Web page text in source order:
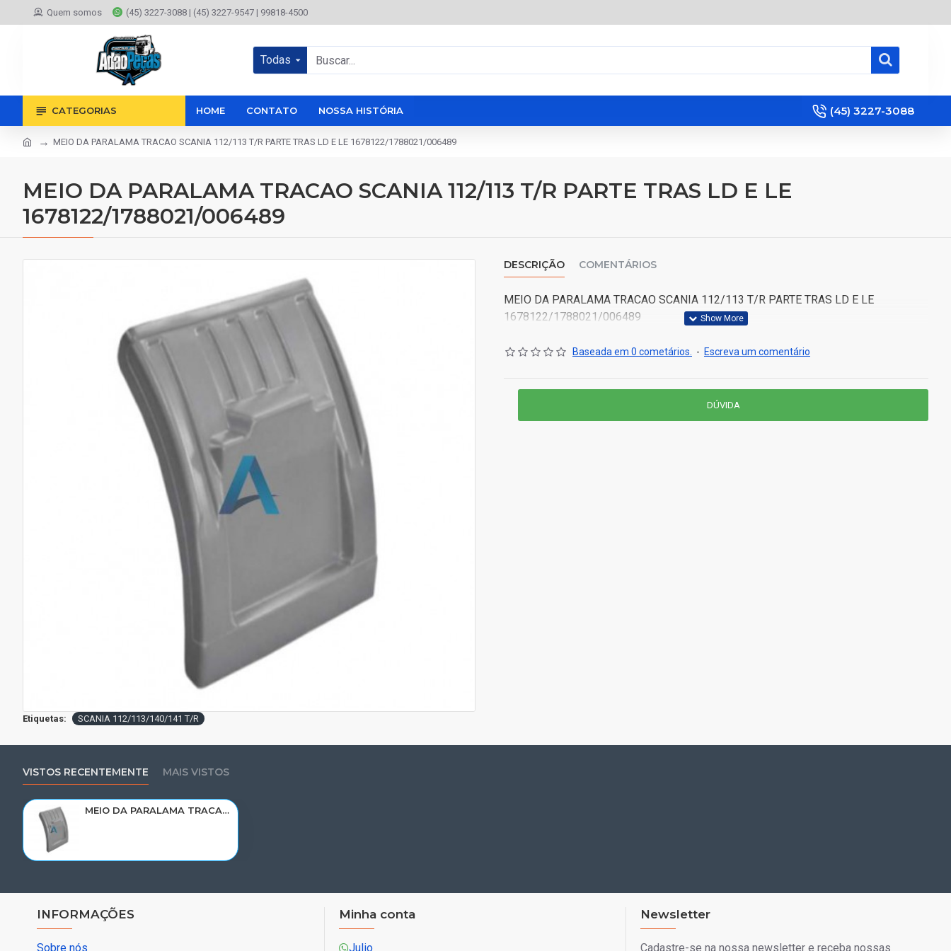
Quem somos (45) 3227-3088 | (45) 3227-9547 | 99818-4500
Todas
CATEGORIAS HOME CONTATO NOSSA HISTÓRIA (45) 3227-3088
MEIO DA PARALAMA TRACAO SCANIA 112/113 T/R PARTE TRAS LD E LE 1678122/1788021/006489
MEIO DA PARALAMA TRACAO SCANIA 112/113 T/R PARTE TRAS LD E LE
1678122/1788021/006489
DESCRIÇÃO COMENTÁRIOS
MEIO DA PARALAMA TRACAO SCANIA 112/113 T/R PARTE TRAS LD E LE
1678122/1788021/006489
Baseada em 0 cometários. - Escreva um comentário
DÚVIDA
Etiquetas: SCANIA 112/113/140/141 T/R
VISTOS RECENTEMENTE MAIS VISTOS
MEIO DA PARALAMA TRACAO SCANIA 112/113 T/R PARTE TRAS LD E LE 1678122/1788021/006489
INFORMAÇÕES
Sobre nós
Minha conta
Julio
Newsletter
Cadastre-se na nossa newsletter e receba nossas